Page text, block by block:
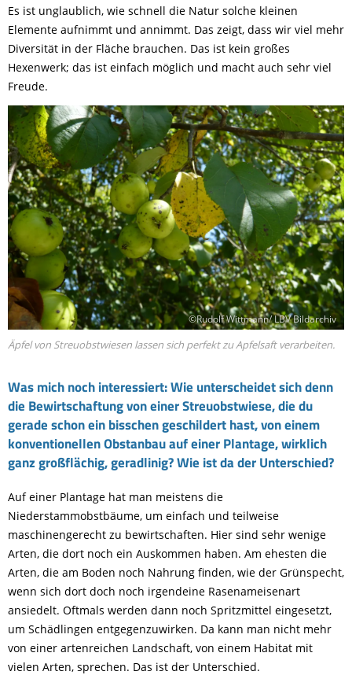
Es ist unglaublich, wie schnell die Natur solche kleinen
Elemente aufnimmt und annimmt. Das zeigt, dass wir viel mehr
Diversität in der Fläche brauchen. Das ist kein großes
Hexenwerk; das ist einfach möglich und macht auch sehr viel
Freude.
©Rudolf Wittmann/ LBV Bildarchiv
Äpfel von Streuobstwiesen lassen sich perfekt zu Apfelsaft verarbeiten.
Was mich noch interessiert: Wie unterscheidet sich denn
die Bewirtschaftung von einer Streuobstwiese, die du
gerade schon ein bisschen geschildert hast, von einem
konventionellen Obstanbau auf einer Plantage, wirklich
ganz großflächig, geradlinig? Wie ist da der Unterschied?
Auf einer Plantage hat man meistens die
Niederstammobstbäume, um einfach und teilweise
maschinengerecht zu bewirtschaften. Hier sind sehr wenige
Arten, die dort noch ein Auskommen haben. Am ehesten die
Arten, die am Boden noch Nahrung finden, wie der Grünspecht,
wenn sich dort doch noch irgendeine Rasenameisenart
ansiedelt. Oftmals werden dann noch Spritzmittel eingesetzt,
um Schädlingen entgegenzuwirken. Da kann man nicht mehr
von einer artenreichen Landschaft, von einem Habitat mit
vielen Arten, sprechen. Das ist der Unterschied.